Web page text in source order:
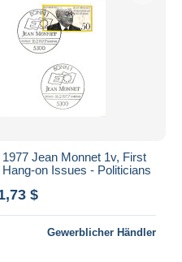
Jean Monnet 1v, First
on Issues - Politicians
$
Gewerblicher Händler